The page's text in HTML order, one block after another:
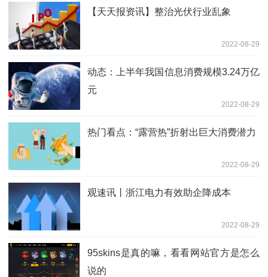
【天天报资讯】整治光伏行业乱象
2022-08-29
动态：上半年我国信息消费规模3.24万亿
元
2022-08-29
热门看点：“露营热”折射出巨大消费潜力
2022-08-29
观速讯丨浙江电力有效助企降成本
2022-08-29
95skins是真的嘛，看看网站官方是怎么
说的